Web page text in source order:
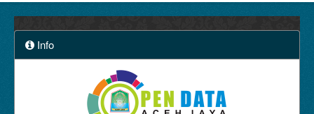
Info